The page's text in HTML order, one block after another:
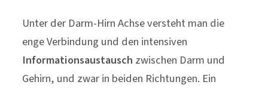
Unter der Darm-Hirn Achse versteht man die
enge Verbindung und den intensiven
Informationsaustausch zwischen Darm und
Gehirn, und zwar in beiden Richtungen. Ein